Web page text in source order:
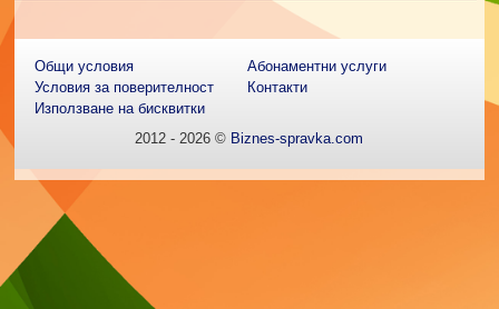
Общи условия
Условия за поверителност
Използване на бисквитки
Абонаментни услуги
Контакти
2012 - 2026 © Biznes-spravka.com